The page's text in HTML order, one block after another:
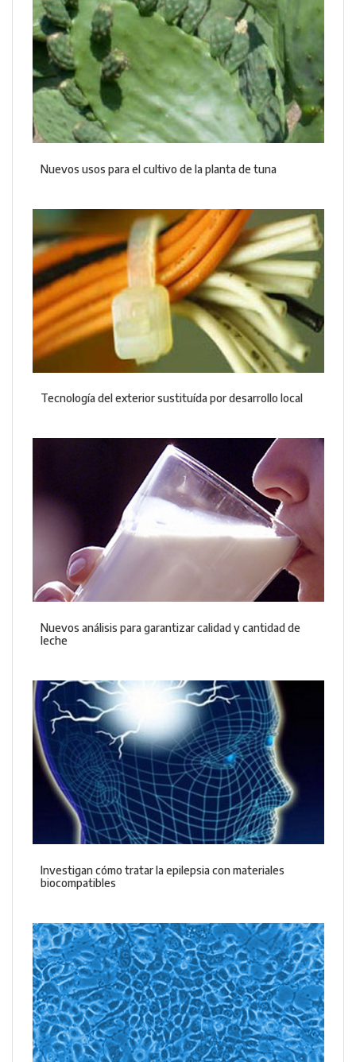
Nuevos usos para el cultivo de la planta de tuna
Tecnología del exterior sustituída por desarrollo local
Nuevos análisis para garantizar calidad y cantidad de
leche
Investigan cómo tratar la epilepsia con materiales
biocompatibles